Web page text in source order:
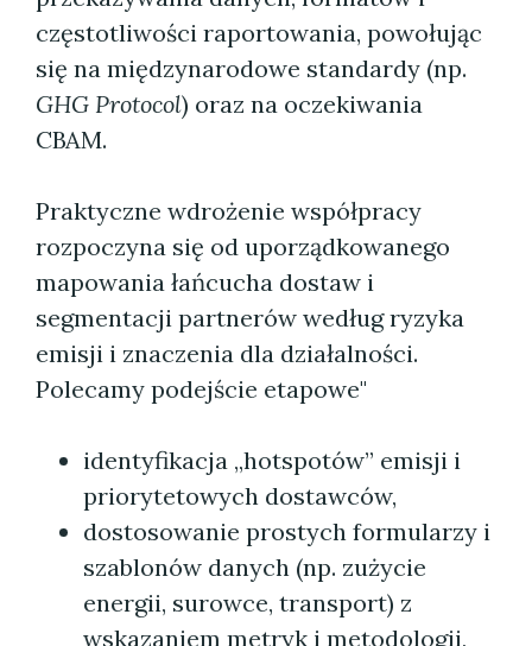
częstotliwości raportowania, powołując
się na międzynarodowe standardy (np.
GHG Protocol) oraz na oczekiwania
CBAM.
Praktyczne wdrożenie współpracy
rozpoczyna się od uporządkowanego
mapowania łańcucha dostaw i
segmentacji partnerów według ryzyka
emisji i znaczenia dla działalności.
Polecamy podejście etapowe"
identyfikacja „hotspotów” emisji i
priorytetowych dostawców,
dostosowanie prostych formularzy i
szablonów danych (np. zużycie
energii, surowce, transport) z
wskazaniem metryk i metodologii,